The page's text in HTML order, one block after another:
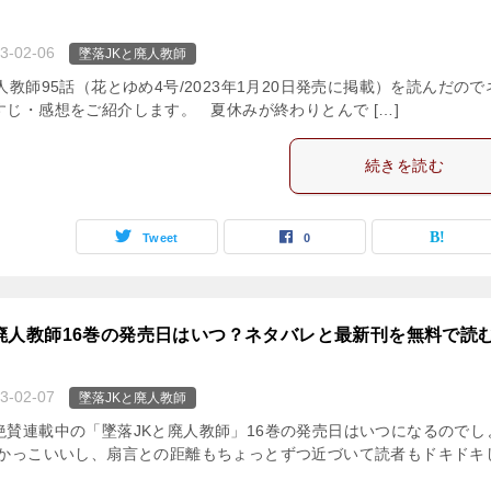
02-06 墜落JKと廃人教師
教師95話（花とゆめ4号/2023年1月20日発売に掲載）を読んだので
じ・感想をご紹介します。 夏休みが終わりとんで […]
続きを読む
Tweet 0
人教師16巻の発売日はいつ？ネタバレと最新刊を無料で読
02-07 墜落JKと廃人教師
賛連載中の「墜落JKと廃人教師」16巻の発売日はいつになるのでし
っこいいし、扇言との距離もちょっとずつ近づいて読者もドキドキ